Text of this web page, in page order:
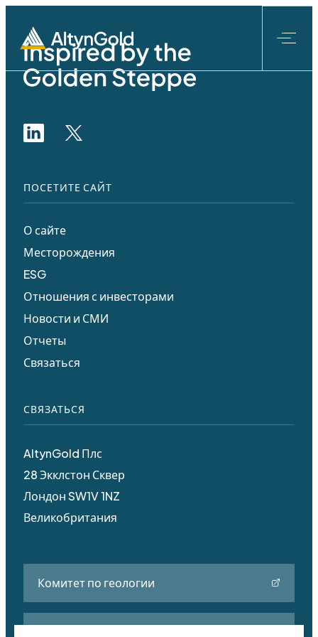
содержанию
ПОСЕТИТЕ САЙТ
О сайте
Месторождения
ESG
Отношения с инвесторами
Новости и СМИ
Отчеты
Связаться
СВЯЗАТЬСЯ
AltynGold Плс
28 Экклстон Сквер
Лондон SW1V 1NZ
Великобритания
Комитет по геологии